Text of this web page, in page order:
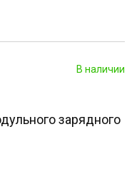
В наличии
зарядного